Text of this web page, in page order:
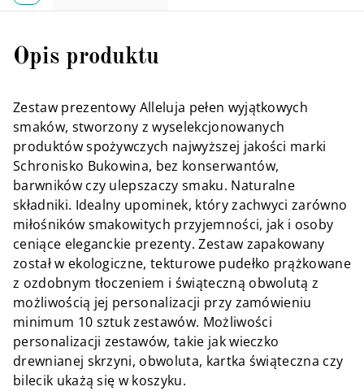
Opis produktu
Zestaw prezentowy Alleluja pełen wyjątkowych
smaków, stworzony z wyselekcjonowanych
produktów spożywczych najwyższej jakości marki
Schronisko Bukowina, bez konserwantów,
barwników czy ulepszaczy smaku. Naturalne
składniki. Idealny upominek, który zachwyci zarówno
miłośników smakowitych przyjemności, jak i osoby
ceniące eleganckie prezenty. Zestaw zapakowany
został w ekologiczne, tekturowe pudełko prążkowane
z ozdobnym tłoczeniem i świąteczną obwolutą z
możliwością jej personalizacji przy zamówieniu
minimum 10 sztuk zestawów. Możliwości
personalizacji zestawów, takie jak wieczko
drewnianej skrzyni, obwoluta, kartka świąteczna czy
bilecik ukażą się w koszyku.